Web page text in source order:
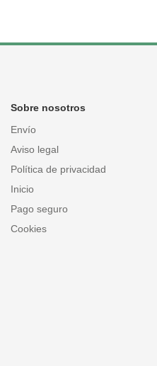
Sobre nosotros
Envío
Aviso legal
Política de privacidad
Inicio
Pago seguro
Cookies